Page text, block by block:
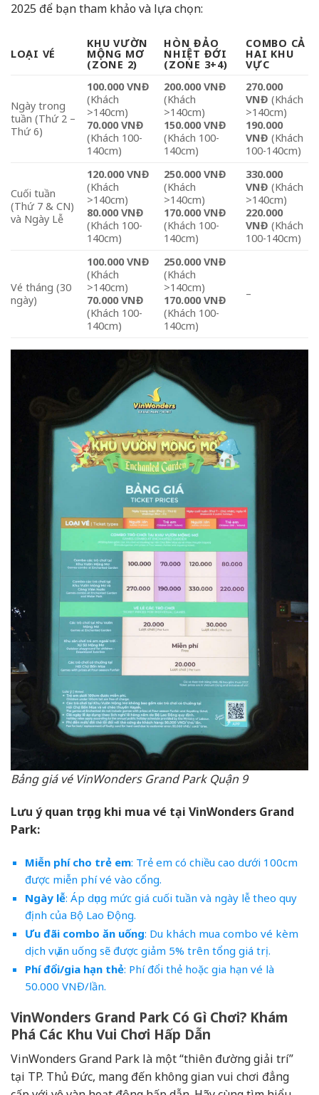
2025 để bạn tham khảo và lựa chọn:
LOẠI VÉ
KHU VƯỜN
MỘNG MƠ
(ZONE 2)
HÒN ĐẢO
NHIỆT ĐỚI
(ZONE 3+4)
COMBO CẢ
HAI KHU
VỰC
Ngày trong
tuần (Thứ 2 –
Thứ 6)
100.000 VNĐ
(Khách
>140cm)
70.000 VNĐ
(Khách 100-
140cm)
200.000 VNĐ
(Khách
>140cm)
150.000 VNĐ
(Khách 100-
140cm)
270.000
VNĐ (Khách
>140cm)
190.000
VNĐ (Khách
100-140cm)
Cuối tuần
(Thứ 7 & CN)
và Ngày Lễ
120.000 VNĐ
(Khách
>140cm)
80.000 VNĐ
(Khách 100-
140cm)
250.000 VNĐ
(Khách
>140cm)
170.000 VNĐ
(Khách 100-
140cm)
330.000
VNĐ (Khách
>140cm)
220.000
VNĐ (Khách
100-140cm)
Vé tháng (30
ngày)
100.000 VNĐ
(Khách
>140cm)
70.000 VNĐ
(Khách 100-
140cm)
250.000 VNĐ
(Khách
>140cm)
170.000 VNĐ
(Khách 100-
140cm)
–
Bảng giá vé VinWonders Grand Park Quận 9
Lưu ý quan trọng khi mua vé tại VinWonders Grand
Park:
Miễn phí cho trẻ em: Trẻ em có chiều cao dưới 100cm
được miễn phí vé vào cổng.
Ngày lễ: Áp dụng mức giá cuối tuần và ngày lễ theo quy
định của Bộ Lao Động.
Ưu đãi combo ăn uống: Du khách mua combo vé kèm
dịch vụ ăn uống sẽ được giảm 5% trên tổng giá trị.
Phí đổi/gia hạn thẻ: Phí đổi thẻ hoặc gia hạn vé là
50.000 VNĐ/lần.
VinWonders Grand Park Có Gì Chơi? Khám
Phá Các Khu Vui Chơi Hấp Dẫn
VinWonders Grand Park là một “thiên đường giải trí”
tại TP. Thủ Đức, mang đến không gian vui chơi đẳng